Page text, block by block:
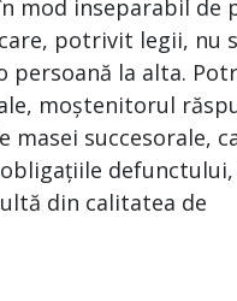
mod inseparabil de
potrivit legii, nu
persoană la alta.
moștenitorul
masei succesorale,
defunctului,
din calitatea de